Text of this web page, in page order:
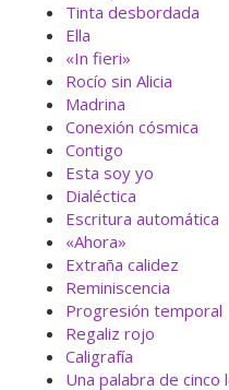
Tinta desbordada
Ella
«In fieri»
Rocío sin Alicia
Madrina
Conexión cósmica
Contigo
Esta soy yo
Dialéctica
Escritura automática
«Ahora»
Extraña calidez
Reminiscencia
Progresión temporal
Regaliz rojo
Caligrafía
Una palabra de cinco